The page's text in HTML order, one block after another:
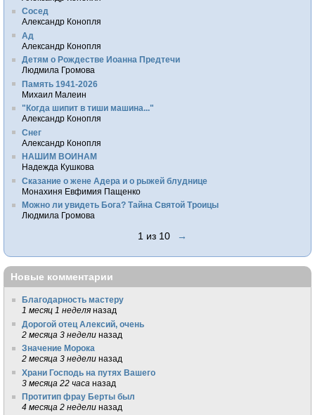
Сосед
Александр Конопля
Ад
Александр Конопля
Детям о Рождестве Иоанна Предтечи
Людмила Громова
Память 1941-2026
Михаил Малеин
"Когда шипит в тиши машина..."
Александр Конопля
Снег
Александр Конопля
НАШИМ ВОИНАМ
Надежда Кушкова
Сказание о жене Адера и о рыжей блуднице
Монахиня Евфимия Пащенко
Можно ли увидеть Бога? Тайна Святой Троицы
Людмила Громова
1 из 10 →
Новые комментарии
Благодарность мастеру
1 месяц 1 неделя назад
Дорогой отец Алексий, очень
2 месяца 3 недели назад
Значение Морока
2 месяца 3 недели назад
Храни Господь на путях Вашего
3 месяца 22 часа назад
Протитип фрау Берты был
4 месяца 2 недели назад